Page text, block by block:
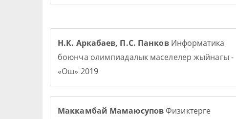
Н.К. Аркабаев, П.С. ПанковИнформатика
боюнча олимпиадалык маселелер жыйнагы -
«Ош» 2019
Маккамбай МамаюсуповФизиктерге